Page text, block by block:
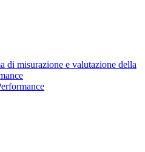
di misurazione e valutazione della